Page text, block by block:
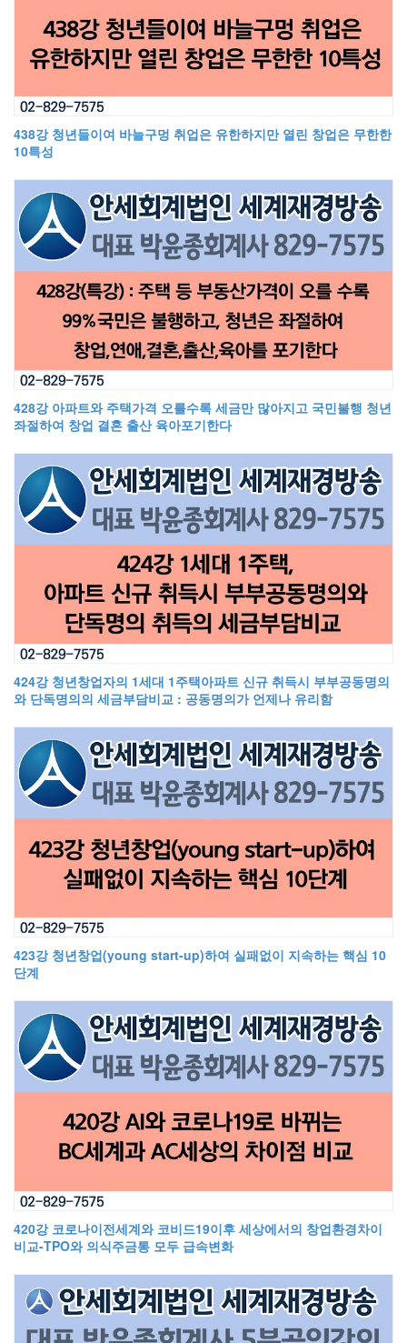
438강 청년들이여 바늘구멍 취업은 유한하지만 열린 창업은 무한한
10특성
428강 아파트와 주택가격 오를수록 세금만 많아지고 국민불행 청년
좌절하여 창업 결혼 출산 육아포기한다
424강 청년창업자의 1세대 1주택아파트 신규 취득시 부부공동명의
와 단독명의의 세금부담비교 : 공동명의가 언제나 유리함
423강 청년창업(young start-up)하여 실패없이 지속하는 핵심 10
단계
420강 코로나이전세계와 코비드19이후 세상에서의 창업환경차이
비교-TPO와 의식주금통 모두 급속변화